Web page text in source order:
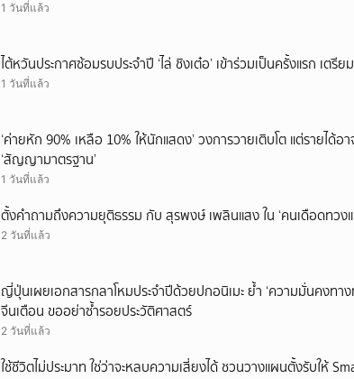
1 วันที่แล้ว
ไต้หวันประกาศซ้อมรบประจำปี ‘ไล่ ชิงเต๋อ’ เข้าร่วมเป็นครั้งแรก เต
1 วันที่แล้ว
‘ค่ายหัก 90% เหลือ 10% ให้นักแสดง’ วงการวายเติบโต แต่รายได้อ
‘สัญญามาตรฐาน’
1 วันที่แล้ว
ตั้งคำถามถึงความยุติธรรม กับ สุรพงษ์ เพลินแสง ใน ‘คนเดือดทวงแ
2 วันที่แล้ว
ญี่ปุ่นเผยเอกสารกลาโหมประจำปีด้วยปกอนิเมะ ย้ำ ‘ความมั่นคงท
จีนเตือน ขออย่าซ้ำรอยประวัติศาสตร์
2 วันที่แล้ว
ใช้ชีวิตไม่ประมาท ใช่ว่าจะหลบความเสี่ยงได้ ชวนวางแผนตั้งรับให้